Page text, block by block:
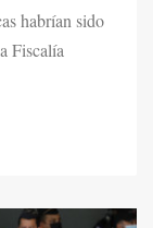
habrían sido
Fiscalía